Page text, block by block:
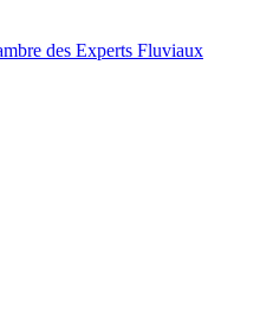
des Experts Fluviaux